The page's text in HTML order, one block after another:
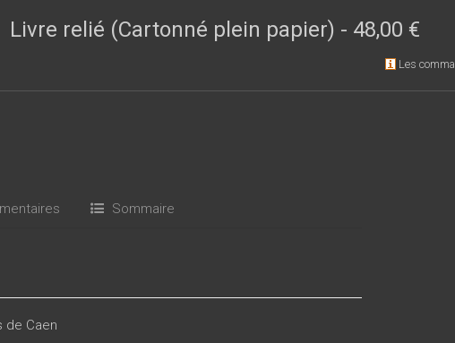
concerné le secteur des forges qui se succèdent pendant toute
ainsi l’occasion de suivre toutes les évolutions technologiques
monographique est le fruit des travaux d’une équipe
Livre relié (Cartonné plein papier) - 48,00 €
Les
Sommaire
de Caen